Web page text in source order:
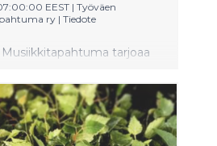
EEST | Työväen
ry | Tiedote
tarjoaa
Tapahtuma-alueelle
alle 18-vuotiaat
konserttien ajaksi, ja
riittää elämyksiä aina